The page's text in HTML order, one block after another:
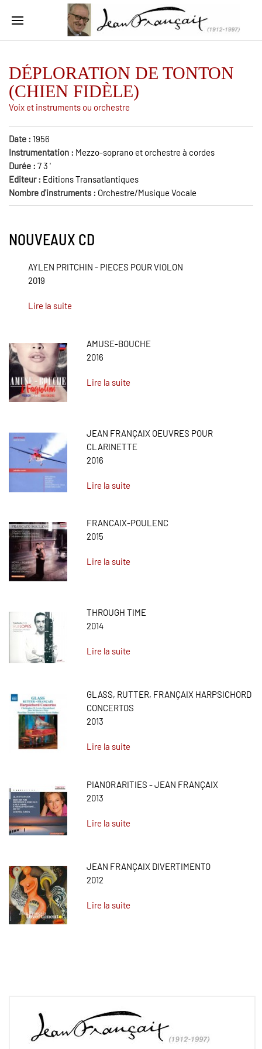
DÉPLORATION DE TONTON
(CHIEN FIDÈLE)
Voix et instruments ou orchestre
Date : 1956
Instrumentation : Mezzo-soprano et orchestre à cordes
Durée : 7 3 '
Editeur : Editions Transatlantiques
Nombre d'instruments : Orchestre/Musique Vocale
NOUVEAUX CD
AYLEN PRITCHIN - PIECES POUR VIOLON
2019
Lire la suite
AMUSE-BOUCHE
2016
Lire la suite
JEAN FRANÇAIX OEUVRES POUR
CLARINETTE
2016
Lire la suite
FRANCAIX-POULENC
2015
Lire la suite
THROUGH TIME
2014
Lire la suite
GLASS, RUTTER, FRANÇAIX HARPSICHORD
CONCERTOS
2013
Lire la suite
PIANORARITIES - JEAN FRANÇAIX
2013
Lire la suite
JEAN FRANÇAIX DIVERTIMENTO
2012
Lire la suite